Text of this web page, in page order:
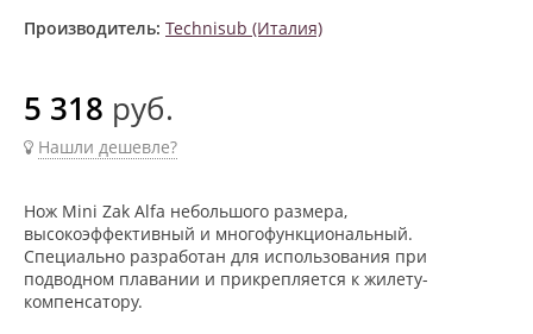
Производитель: Technisub (Италия)
5 318 руб.
Нашли дешевле?
Нож Mini Zak Alfa небольшого размера,
высокоэффективный и многофункциональный.
Специально разработан для использования при
подводном плавании и прикрепляется к жилету-
компенсатору.